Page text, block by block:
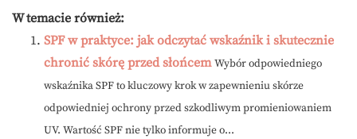
W temacie również:
SPF w praktyce: jak odczytać wskaźnik i skutecznie
chronić skórę przed słońcem Wybór odpowiedniego
wskaźnika SPF to kluczowy krok w zapewnieniu skórze
odpowiedniej ochrony przed szkodliwym promieniowaniem
UV. Wartość SPF nie tylko informuje o...